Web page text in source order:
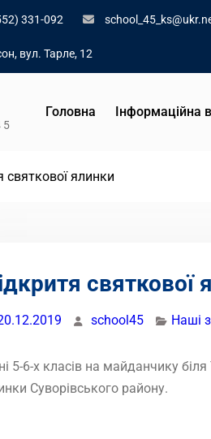
331-092
вул. Тарле, 12
Головна Інформаційна
святкової ялинки
святкової
school45 Наші
5-6-х класів на майданчику
Суворівського району.